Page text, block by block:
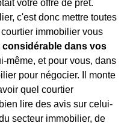
votre offre de prêt.
c'est donc mettre toutes
immobilier vous
considérable dans vos
même, et pour vous, dans
pour négocier. Il monte
quel courtier
lire des avis sur celui-
secteur immobilier, de